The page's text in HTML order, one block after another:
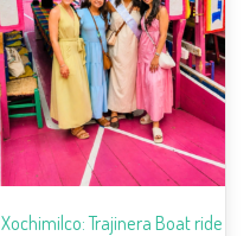
Xochimilco: Trajinera Boat ride